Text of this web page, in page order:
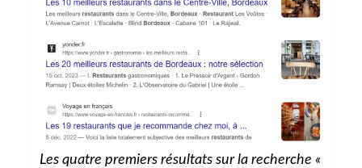
Les quatre premiers résultats sur la recherche «